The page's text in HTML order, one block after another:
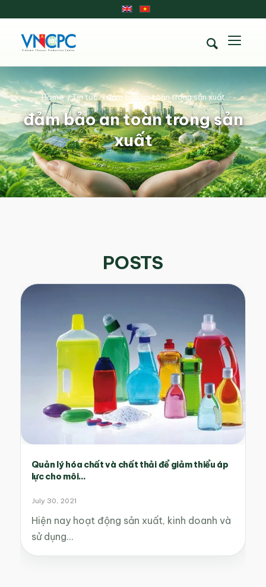
đảm bảo an toàn trong sản
xuất
Home /Tin tức /đảm bảo an toàn trong sản xuất
POSTS
Quản lý hóa chất và chất thải để giảm thiểu áp
lực cho môi...
July 30, 2021
Hiện nay hoạt động sản xuất, kinh doanh và
sử dụng…